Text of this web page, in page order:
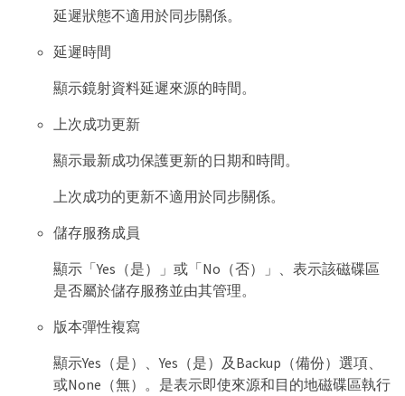
延遲狀態不適用於同步關係。
延遲時間
顯示鏡射資料延遲來源的時間。
上次成功更新
顯示最新成功保護更新的日期和時間。
上次成功的更新不適用於同步關係。
儲存服務成員
顯示「Yes（是）」或「No（否）」、表示該磁碟區
是否屬於儲存服務並由其管理。
版本彈性複寫
顯示Yes（是）、Yes（是）及Backup（備份）選項、
或None（無）。是表示即使來源和目的地磁碟區執行